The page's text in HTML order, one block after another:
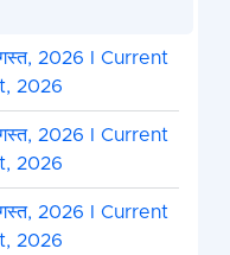
2026 I Current
2026
2026 I Current
2026
2026 I Current
2026